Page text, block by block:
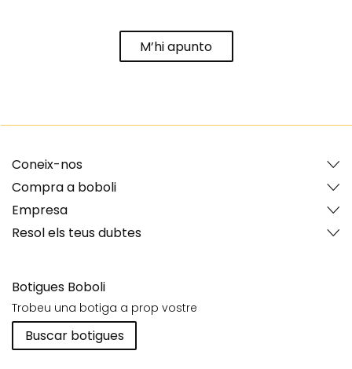
M’hi apunto
Coneix-nos
Compra a boboli
Empresa
Resol els teus dubtes
Botigues Boboli
Trobeu una botiga a prop vostre
Buscar botigues